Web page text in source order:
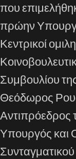
που
πρώην
Κεντρικοί
Συμβουλίου
Θεόδωρος
Υπουργός και
Συνταγματικού